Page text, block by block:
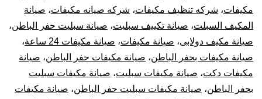
مكيفات، شركه تنظيف مكيفات، شركه صيانه مكيفات، صيانة
المكيف السبلت، صيانة تكييف سبليت، صيانة سبليت حفر الباطن،
صيانة مكيف دولابى، صيانة مكيفات، صيانة مكيفات 24 ساعة
،
صيانة مكيفات بحفر الباطن، صيانة مكيفات حفر الباطن، صيانة
مكيفات دكت، صيانة مكيفات سبليت، صيانة مكيفات سبليت
بحفر الباطن، صيانة مكيفات سبليت حفر الباطن، صيانة مكيفات